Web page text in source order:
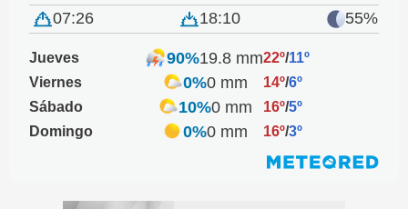
07:26 18:10 55%
Jueves 90%19.8 mm22º/11º
Viernes
0%0 mm 14º/6º
Sábado
10%0 mm 16º/5º
Domingo
0%0 mm 16º/3º